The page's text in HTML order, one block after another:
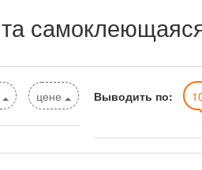
цене Выводить по: